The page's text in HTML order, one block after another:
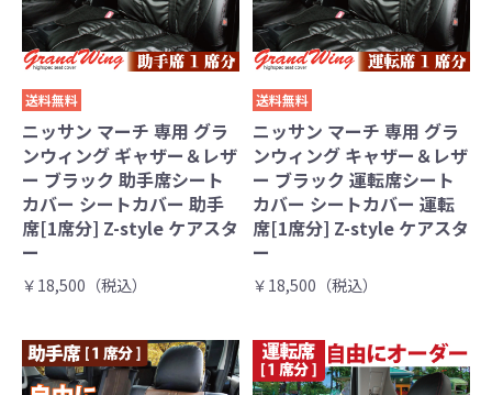
送料無料
ニッサン マーチ 専用 グラ
ンウィング ギャザー＆レザ
ー ブラック 助手席シート
カバー シートカバー 助手
席[1席分] Z-style ケアスタ
ー
￥18,500（税込）
送料無料
ニッサン マーチ 専用 グラ
ンウィング キャザー＆レザ
ー ブラック 運転席シート
カバー シートカバー 運転
席[1席分] Z-style ケアスタ
ー
￥18,500（税込）